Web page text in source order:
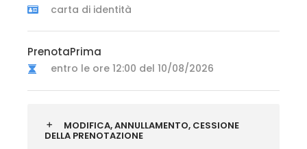
carta di identità
PrenotaPrima
entro le ore 12:00 del 10/08/2026
MODIFICA, ANNULLAMENTO, CESSIONE
DELLA PRENOTAZIONE